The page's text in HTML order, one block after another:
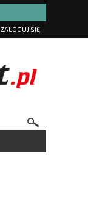
ZALOGUJ SIĘ